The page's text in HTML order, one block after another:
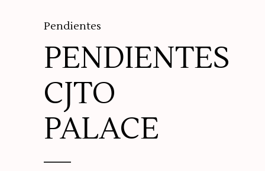
Pendientes
PENDIENTES
CJTO
PALACE